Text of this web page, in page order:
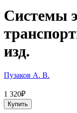
Системы
изд.
Пузаков А. В.
1 320₽
Купить